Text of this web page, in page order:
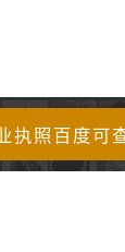
执照百度